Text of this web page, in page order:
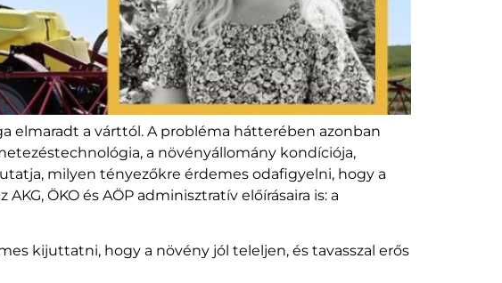
elmaradt a várttól. A probléma hátterében azonban
a növényállomány kondíciója,
milyen tényezőkre érdemes odafigyelni, hogy a
ÖKO és AÖP adminisztratív előírásaira is: a
kijuttatni, hogy a növény jól teleljen, és tavasszal erős